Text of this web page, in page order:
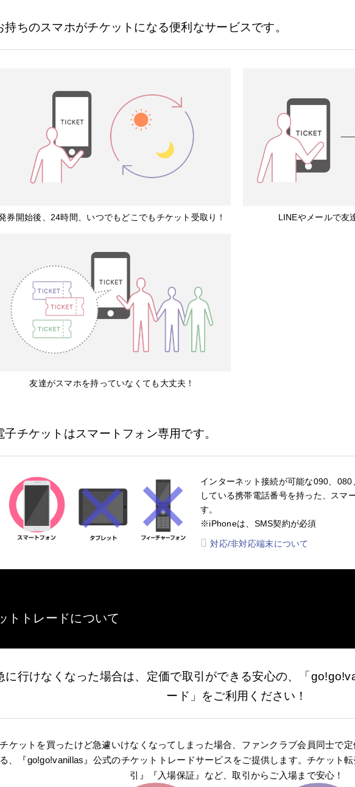
持ちのスマホがチケットになる便利なサービスです。
券開始後、24時間、いつでもどこでもチケット受取り！ LINEやメールで友
友達がスマホを持っていなくても大丈夫！
子チケットはスマートフォン専用です。
インターネット接続が可能な090、
している携帯電話番号を持った、スマ
す。
※iPhoneは、SMS契約が必須
対応/非対応端末について
トトレードについて
に行けなくなった場合は、定価で取引ができる安心の、「
ード」をご利用ください！
チケットを買ったけど急遽いけなくなってしまった場合、ファンクラブ会員同士で
る、『go!go!vanillas』公式のチケットトレードサービスをご提供します。チケット
引』『入場保証』など、取引からご入場まで安心！